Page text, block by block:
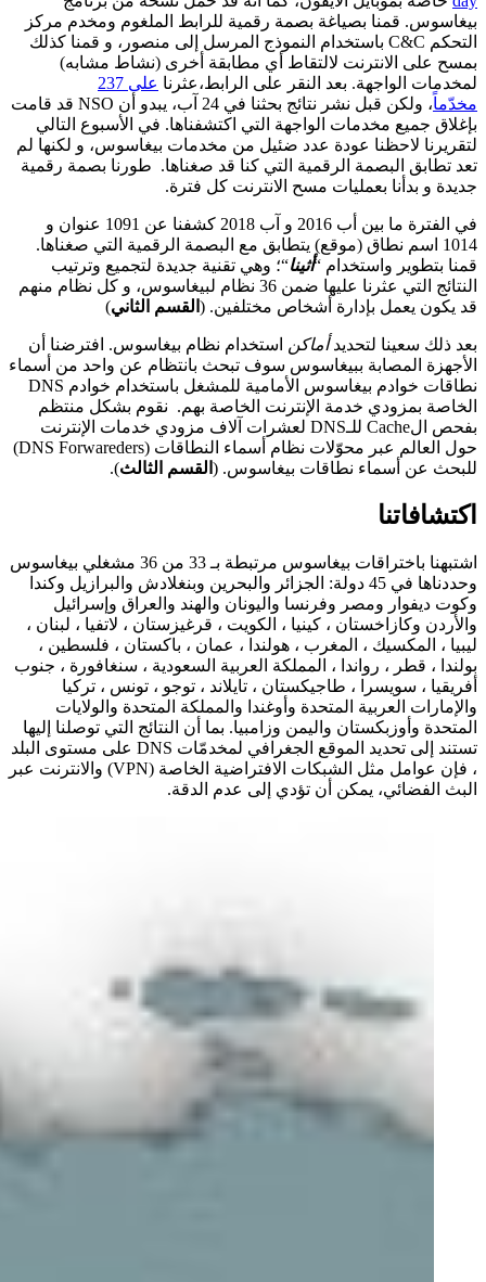
بيغاسوس. قمنا بصياغة بصمة رقمية للرابط الملغوم ومخدم مركز
التحكم C&C باستخدام النموذج المرسل إلى منصور، و قمنا كذلك
بمسح على الانترنت لالتقاط أي مطابقة أخرى (نشاط مشابه)
لمخدمات الواجهة. بعد النقر على الرابط،عثرنا
على 237
مخدّماً،
ولكن قبل نشر نتائج بحثنا في 24 آب، يبدو أن NSO قد قامت
بإغلاق جميع مخدمات الواجهة التي اكتشفناها. في الأسبوع التالي
لتقريرنا لاحظنا عودة عدد ضئيل من مخدمات بيغاسوس، و لكنها لم
تعد تطابق البصمة الرقمية التي كنا قد صغناها. طورنا بصمة رقمية
جديدة و بدأنا بعمليات مسح الانترنت كل فترة.
في الفترة ما بين أب 2016 و آب 2018 كشفنا عن 1091 عنوان و
1014 اسم نطاق (موقع) يتطابق مع البصمة الرقمية التي صغناها.
قمنا بتطوير واستخدام “أثينا“؛ وهي تقنية جديدة لتجميع وترتيب
النتائج التي عثرنا عليها ضمن 36 نظام لبيغاسوس، و كل نظام منهم
قد يكون يعمل بإدارة أشخاص مختلفين. ( القسم الثاني)
بعد ذلك سعينا لتحديدأماكن استخدام نظام بيغاسوس. افترضنا أن
الأجهزة المصابة ببيغاسوس سوف تبحث بانتظام عن واحد من أسماء
نطاقات خوادم بيغاسوس الأمامية للمشغل باستخدام خوادم DNS
الخاصة بمزودي خدمة الإنترنت الخاصة بهم. نقوم بشكل منتظم
بفحص الCache للـDNS لعشرات آلاف مزودي خدمات الإنترنت
حول العالم عبر محوّلات نظام أسماء النطاقات (DNS Forwareders)
للبحث عن أسماء نطاقات بيغاسوس. ( القسم الثالث).
اكتشافاتنا
اشتبهنا باختراقات بيغاسوس مرتبطة بـ 33 من 36 مشغلي بيغاسوس
وحددناها في 45 دولة: الجزائر والبحرين وبنغلادش والبرازيل وكندا
وكوت ديفوار ومصر وفرنسا واليونان والهند والعراق وإسرائيل
والأردن وكازاخستان ، كينيا ، الكويت ، قرغيزستان ، لاتفيا ، لبنان ،
ليبيا ، المكسيك ، المغرب ، هولندا ، عمان ، باكستان ، فلسطين ،
بولندا ، قطر ، رواندا ، المملكة العربية السعودية ، سنغافورة ، جنوب
أفريقيا ، سويسرا ، طاجيكستان ، تايلاند ، توجو ، تونس ، تركيا
والإمارات العربية المتحدة وأوغندا والمملكة المتحدة والولايات
المتحدة وأوزبكستان واليمن وزامبيا. بما أن النتائج التي توصلنا إليها
تستند إلى تحديد الموقع الجغرافي لمخدمّات DNS على مستوى البلد
، فإن عوامل مثل الشبكات الافتراضية الخاصة (VPN) والانترنت عبر
البث الفضائي، يمكن أن تؤدي إلى عدم الدقة.